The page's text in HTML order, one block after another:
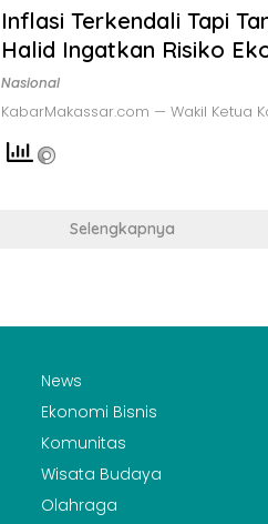
Inflasi Terkendali Tapi
Halid Ingatkan Risiko
Nasional
KabarMakassar.com — Wakil Ketua
Selengkapnya
News
Ekonomi Bisnis
Komunitas
Wisata Budaya
Olahraga